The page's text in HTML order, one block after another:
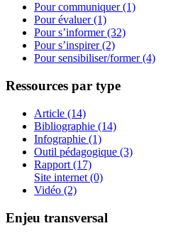
Pour communiquer (1)
Pour évaluer (1)
Pour s’informer (32)
Pour s’inspirer (2)
Pour sensibiliser/former (4)
Ressources par type
Article (14)
Bibliographie (14)
Infographie (1)
Outil pédagogique (3)
Rapport (17)
Site internet (0)
Vidéo (2)
Enjeu transversal